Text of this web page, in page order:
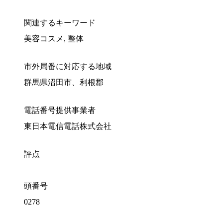
関連するキーワード
美容コスメ, 整体
市外局番に対応する地域
群馬県沼田市、利根郡
電話番号提供事業者
東日本電信電話株式会社
評点
頭番号
0278